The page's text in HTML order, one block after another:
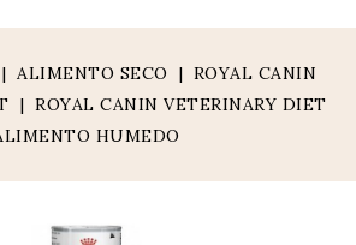
ALIMENTO SECO
ROYAL CANIN
ROYAL CANIN VETERINARY DIET
HUMEDO